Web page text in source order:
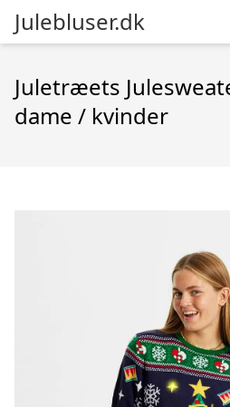
Julebluser.dk
Juletræets
dame / kvinder